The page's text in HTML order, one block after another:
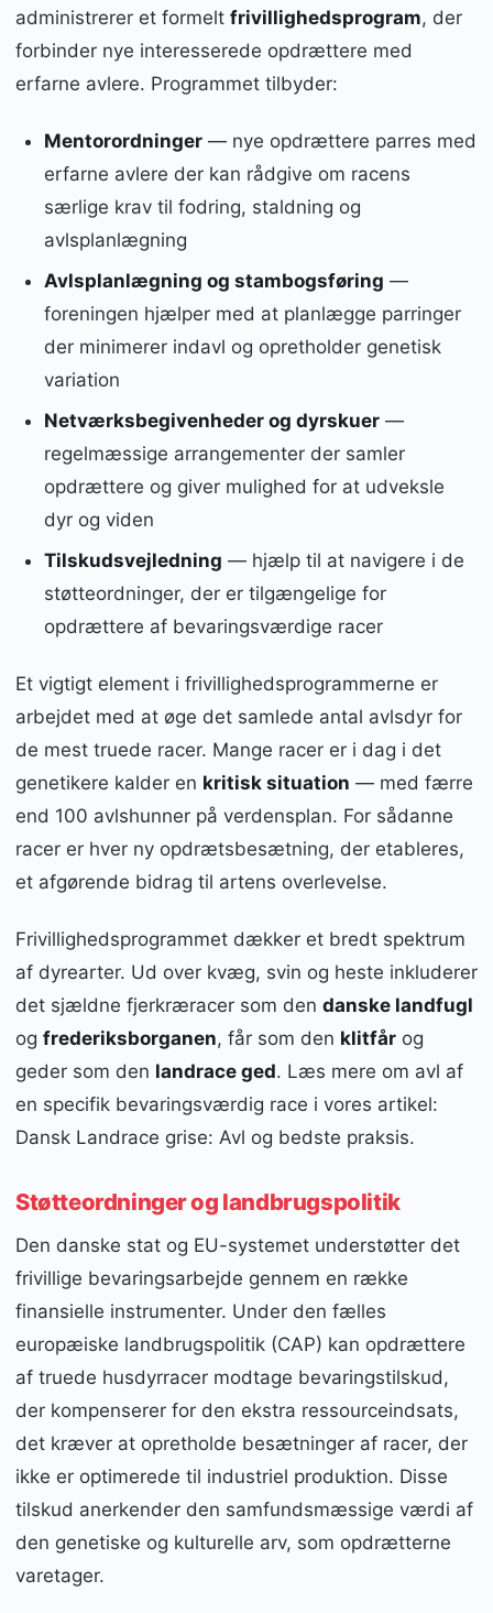
administrerer et formelt frivillighedsprogram, der
forbinder nye interesserede opdrættere med
erfarne avlere. Programmet tilbyder:
Mentorordninger— nye opdrættere parres med
erfarne avlere der kan rådgive om racens
særlige krav til fodring, staldning og
avlsplanlægning
Avlsplanlægning og stambogsføring —
foreningen hjælper med at planlægge parringer
der minimerer indavl og opretholder genetisk
variation
Netværksbegivenheder og dyrskuer—
regelmæssige arrangementer der samler
opdrættere og giver mulighed for at udveksle
dyr og viden
Tilskudsvejledning — hjælp til at navigere i de
støtteordninger, der er tilgængelige for
opdrættere af bevaringsværdige racer
Et vigtigt element i frivillighedsprogrammerne er
arbejdet med at øge det samlede antal avlsdyr for
de mest truede racer. Mange racer er i dag i det
genetikere kalder en kritisk situation — med færre
end 100 avlshunner på verdensplan. For sådanne
racer er hver ny opdrætsbesætning, der etableres,
et afgørende bidrag til artens overlevelse.
Frivillighedsprogrammet dækker et bredt spektrum
af dyrearter. Ud over kvæg, svin og heste inkluderer
det sjældne fjerkræracer som den danske landfugl
og frederiksborganen, får som den klitfår og
geder som den landrace ged. Læs mere om avl af
en specifik bevaringsværdig race i vores artikel:
Dansk Landrace grise: Avl og bedste praksis.
Støtteordninger og landbrugspolitik
Den danske stat og EU-systemet understøtter det
frivillige bevaringsarbejde gennem en række
finansielle instrumenter. Under den fælles
europæiske landbrugspolitik (CAP) kan opdrættere
af truede husdyrracer modtage bevaringstilskud,
der kompenserer for den ekstra ressourceindsats,
det kræver at opretholde besætninger af racer, der
ikke er optimerede til industriel produktion. Disse
tilskud anerkender den samfundsmæssige værdi af
den genetiske og kulturelle arv, som opdrætterne
varetager.